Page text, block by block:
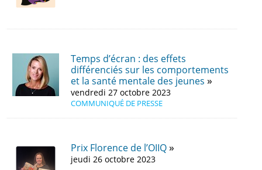
Temps d’écran : des effets
différenciés sur les comportements
et la santé mentale des jeunes
vendredi 27 octobre 2023
COMMUNIQUÉ DE PRESSE
Prix Florence de l’OIIQ
jeudi 26 octobre 2023